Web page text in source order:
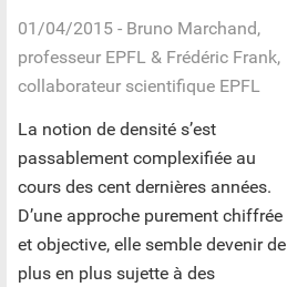
01/04/2015- Bruno Marchand,
professeur EPFL & Frédéric Frank,
collaborateur scientifique EPFL
La notion de densité s’est
passablement complexifiée au
cours des cent dernières années.
D’une approche purement chiffrée
et objective, elle semble devenir de
plus en plus sujette à des